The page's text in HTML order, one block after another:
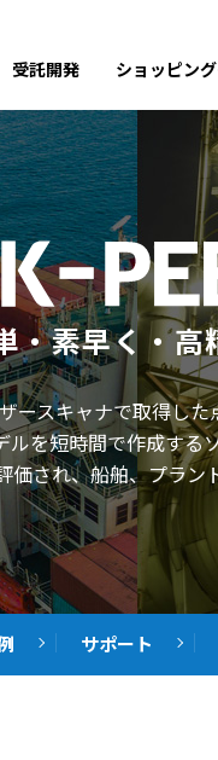
受託開発 ショッピン
・素早く・高
ースキャナで取得した
ルを短時間で作成する
価され、船舶、プラン
サポート